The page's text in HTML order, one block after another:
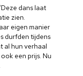
dans laat
zien.
eigen manier
durfden tijdens
al hun verhaal
een prijs. Nu